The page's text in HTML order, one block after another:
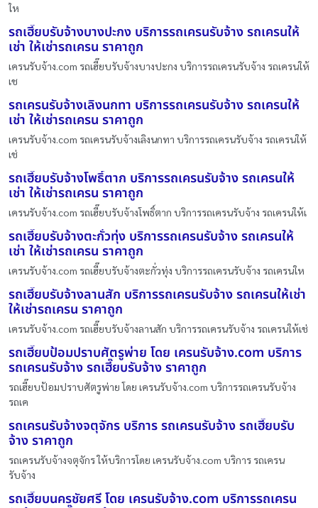
ให
รถเฮี๊ยบรับจ้างบางปะกง บริการรถเครนรับจ้าง รถเครนให้
เช่า ให้เช่ารถเครน ราคาถูก
เครนรับจ้าง.com รถเฮี๊ยบรับจ้างบางปะกง บริการรถเครนรับจ้าง รถเครนให้
เช
รถเครนรับจ้างเลิงนกทา บริการรถเครนรับจ้าง รถเครนให้
เช่า ให้เช่ารถเครน ราคาถูก
เครนรับจ้าง.com รถเครนรับจ้างเลิงนกทา บริการรถเครนรับจ้าง รถเครนให้
เช่
รถเฮี๊ยบรับจ้างโพธิ์ตาก บริการรถเครนรับจ้าง รถเครนให้
เช่า ให้เช่ารถเครน ราคาถูก
เครนรับจ้าง.com รถเฮี๊ยบรับจ้างโพธิ์ตาก บริการรถเครนรับจ้าง รถเครนให้เ
รถเฮี๊ยบรับจ้างตะกั่วทุ่ง บริการรถเครนรับจ้าง รถเครนให้
เช่า ให้เช่ารถเครน ราคาถูก
เครนรับจ้าง.com รถเฮี๊ยบรับจ้างตะกั่วทุ่ง บริการรถเครนรับจ้าง รถเครนให
รถเฮี๊ยบรับจ้างลานสัก บริการรถเครนรับจ้าง รถเครนให้เช่า
ให้เช่ารถเครน ราคาถูก
เครนรับจ้าง.com รถเฮี๊ยบรับจ้างลานสัก บริการรถเครนรับจ้าง รถเครนให้เช่
รถเฮี๊ยบป้อมปราบศัตรูพ่าย โดย เครนรับจ้าง.com บริการ
รถเครนรับจ้าง รถเฮี๊ยบรับจ้าง ราคาถูก
รถเฮี๊ยบป้อมปราบศัตรูพ่าย โดย เครนรับจ้าง.com บริการรถเครนรับจ้าง
รถเค
รถเครนรับจ้างจตุจักร บริการ รถเครนรับจ้าง รถเฮี๊ยบรับ
จ้าง ราคาถูก
รถเครนรับจ้างจตุจักร ให้บริการโดย เครนรับจ้าง.com บริการ รถเครน
รับจ้าง
รถเฮี๊ยบนครชัยศรี โดย เครนรับจ้าง.com บริการรถเครน